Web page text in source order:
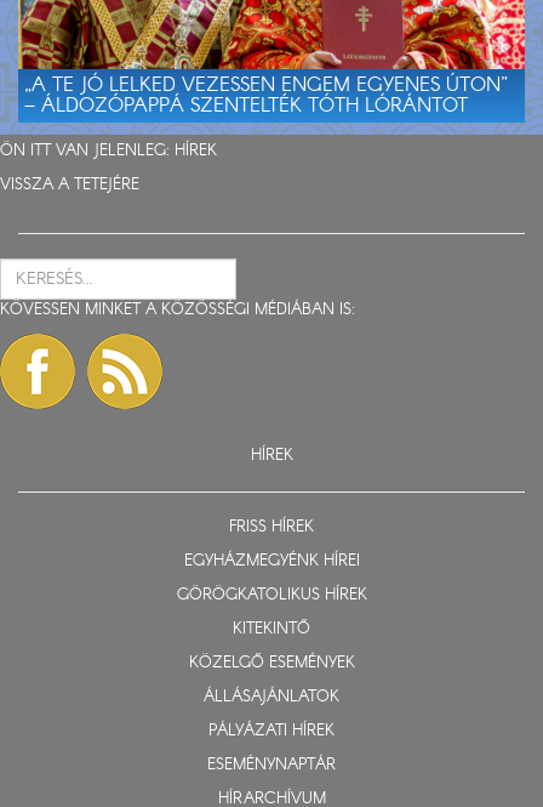
„A TE JÓ LELKED VEZESSEN ENGEM EGYENES ÚTON”
– ÁLDOZÓPAPPÁ SZENTELTÉK TÓTH LÓRÁNTOT
ÖN ITT VAN JELENLEG: HÍREK
VISSZA A TETEJÉRE
KÖVESSEN MINKET A KÖZÖSSÉGI MÉDIÁBAN IS:
HÍREK
FRISS HÍREK
EGYHÁZMEGYÉNK HÍREI
GÖRÖGKATOLIKUS HÍREK
KITEKINTŐ
KÖZELGŐ ESEMÉNYEK
ÁLLÁSAJÁNLATOK
PÁLYÁZATI HÍREK
ESEMÉNYNAPTÁR
HÍRARCHÍVUM